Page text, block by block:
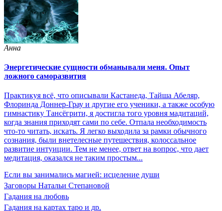
Анна
Энергетические сущности обманывали меня. Опыт
ложного саморазвития
Практикуя всё, что описывали Кастанеда, Тайша Абеляр,
Флоринда Доннер-Грау и другие его ученики, а также особую
гимнастику Тансёгрити, я достигла того уровня мадитаций,
когда знания приходят сами по себе. Отпала необходимость
что-то читать, искать. Я легко выходила за рамки обычного
сознания, были внетелесные путешествия, колоссальное
развитие интуиции. Тем не менее, ответ на вопрос, что дает
медитация, оказался не таким простым...
Если вы занимались магией: исцеление души
Заговоры Натальи Степановой
Гадания на любовь
Гадания на картах таро и др.